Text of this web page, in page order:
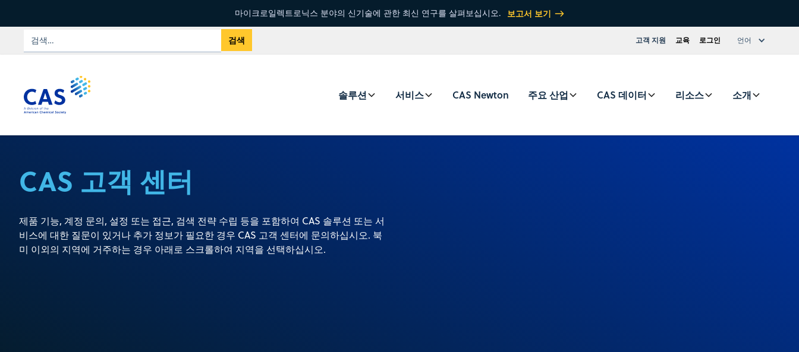
마이크로일렉트로닉스 분야의 신기술에 관한 최신 연구를 살펴보십시오. 보고서 보기
고객 지원 교육 로그인 언어
솔루션 서비스 CAS Newton 주요 산업 CAS 데이터 리소스 소개
CAS 고객 센터
제품 기능, 계정 문의, 설정 또는 접근, 검색 전략 수립 등을 포함하여 CAS 솔루션 또는 서
비스에 대한 질문이 있거나 추가 정보가 필요한 경우 CAS 고객 센터에 문의하십시오. 북
미 이외의 지역에 거주하는 경우 아래로 스크롤하여 지역을 선택하십시오.